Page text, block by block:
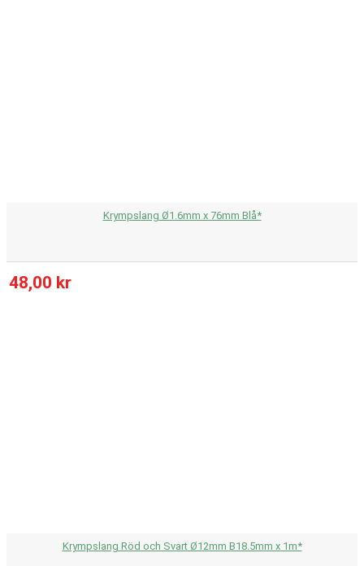
Krympslang Ø1.6mm x 76mm Blå*
48,00 kr
Krympslang Röd och Svart Ø12mm B18.5mm x 1m*